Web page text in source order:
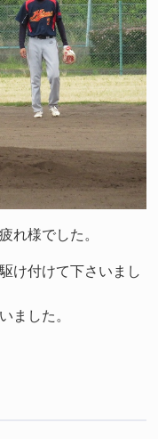
れ様でした。
け付けて下さいまし
ました。